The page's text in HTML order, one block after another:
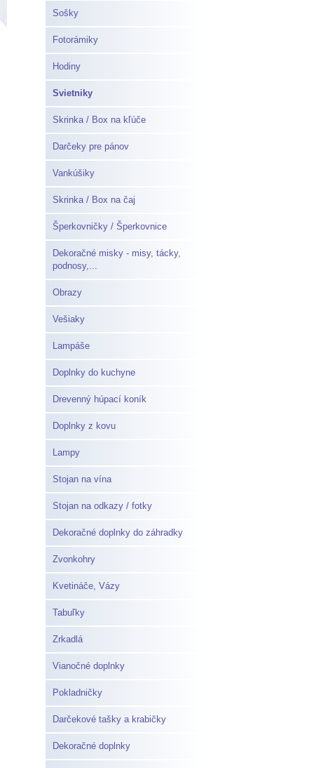
Sošky
Fotorámiky
Hodiny
Svietniky
Skrinka / Box na kľúče
Darčeky pre pánov
Vankúšiky
Skrinka / Box na čaj
Šperkovničky / Šperkovnice
Dekoračné misky - misy, tácky,
podnosy,...
Obrazy
Vešiaky
Lampáše
Doplnky do kuchyne
Drevenný húpací koník
Doplnky z kovu
Lampy
Stojan na vína
Stojan na odkazy / fotky
Dekoračné doplnky do záhradky
Zvonkohry
Kvetináče, Vázy
Tabuľky
Zrkadlá
Vianočné doplnky
Pokladničky
Darčekové tašky a krabičky
Dekoračné doplnky